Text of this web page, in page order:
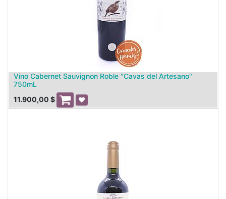
Vino Cabernet Sauvignon Roble "Cavas del Artesano"
750mL
11.900,00 $